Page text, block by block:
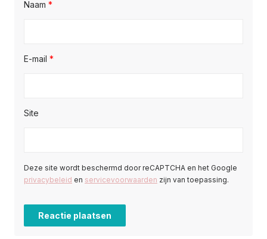
Naam *
E-mail *
Site
Deze site wordt beschermd door reCAPTCHA en het Google
privacybeleid en servicevoorwaarden zijn van toepassing.